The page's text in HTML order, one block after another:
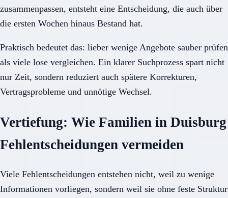
zusammenpassen, entsteht eine Entscheidung, die auch über
die ersten Wochen hinaus Bestand hat.
Praktisch bedeutet das: lieber wenige Angebote sauber prüfen
als viele lose vergleichen. Ein klarer Suchprozess spart nicht
nur Zeit, sondern reduziert auch spätere Korrekturen,
Vertragsprobleme und unnötige Wechsel.
Vertiefung: Wie Familien in Duisburg
Fehlentscheidungen vermeiden
Viele Fehlentscheidungen entstehen nicht, weil zu wenige
Informationen vorliegen, sondern weil sie ohne feste Struktur